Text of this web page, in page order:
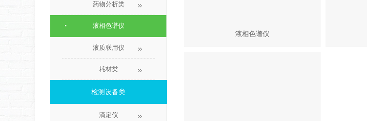
药物分析类
液相色谱仪
液质联用仪
耗材类
检测设备类
滴定仪
液相色谱仪